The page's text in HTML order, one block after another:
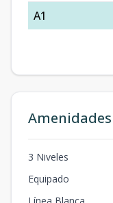
A1
Amenidades
3 Niveles
Equipado